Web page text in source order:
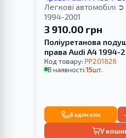
Легкові автомобілі
1994-2001
3 910.00 грн
Поліуретанова
права Audi A4 1994-
Код товару: PP201826
В наявності:15шт.
В один клік
У